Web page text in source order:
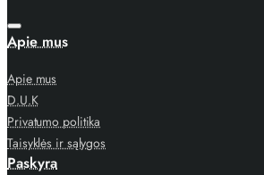
Apie mus
Apie mus
D.U.K
Privatumo politika
Taisyklės ir sąlygos
Paskyra